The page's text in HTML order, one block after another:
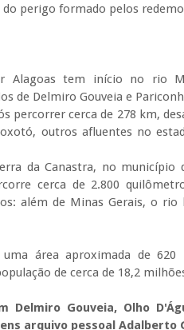
perigo formado pelos
Alagoas tem início no rio
de Delmiro Gouveia e
percorrer cerca de 278 km,
outros afluentes no
da Canastra, no município
cerca de 2.800
além de Minas Gerais, o rio
área aproximada de 620
de cerca de 18,2
Delmiro Gouveia, Olho
arquivo pessoal Adalberto